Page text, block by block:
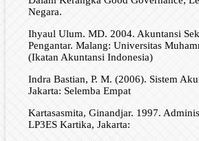
Negara.
Ihyaul Ulum. MD. 2004. Akuntansi
Pengantar. Malang: Universitas
(Ikatan Akuntansi Indonesia)
Indra Bastian, P. M. (2006). Sistem
Jakarta: Selemba Empat
Kartasasmita, Ginandjar. 1997.
LP3ES Kartika, Jakarta: